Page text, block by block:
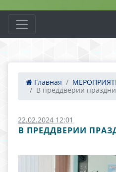
Главная
В преддверии
22.02.2024 12:01
В ПРЕДДВЕРИИ